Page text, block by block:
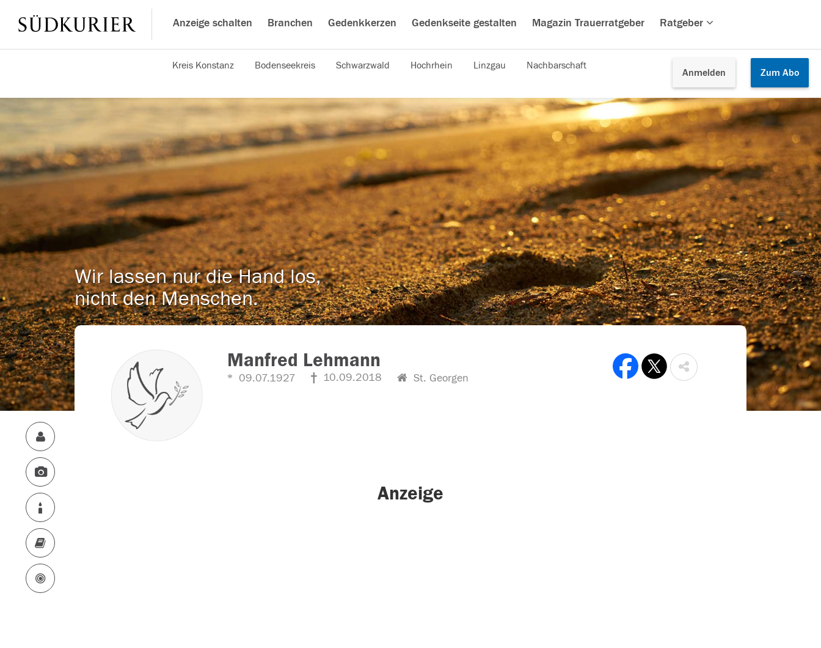
Anzeige schalten Branchen Gedenkkerzen Gedenkseite gestalten Magazin Trauerratgeber Ratgeber
Anmelden Zum Abo
Kreis Konstanz Bodenseekreis Schwarzwald Hochrhein Linzgau Nachbarschaft
Wir lassen nur die Hand los,
nicht den Menschen.
Manfred Lehmann
09.07.1927 10.09.2018 St. Georgen
Anzeige